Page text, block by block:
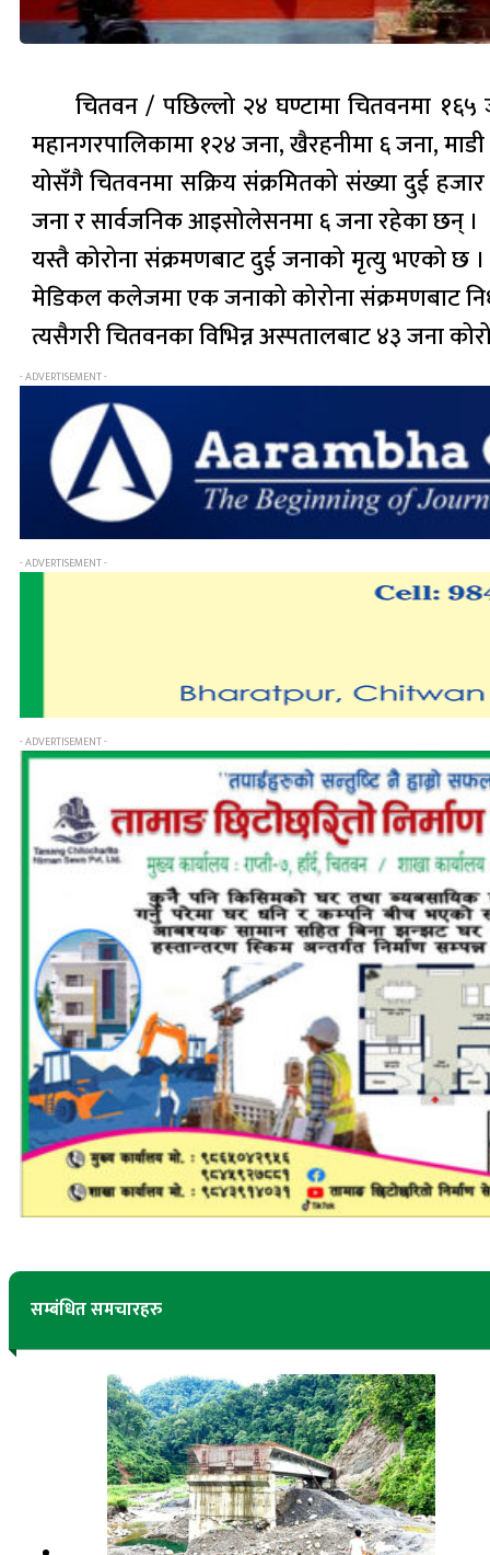
चितवन / पछिल्लो २४ घण्टामा चितवनमा १६५
महानगरपालिकामा १२४ जना, खैरहनीमा ६ जना,
योसँगै चितवनमा सक्रिय संक्रमितको संख्या दुई
जना र सार्वजनिक आइसोलेसनमा ६ जना रहेका छन् ।
यस्तै कोरोना संक्रमणबाट दुई जनाको मृत्यु भएको छ
मेडिकल कलेजमा एक जनाको कोरोना संक्रमणबाट
त्यसैगरी चितवनका विभिन्न अस्पतालबाट ४३ जना
- ADVERTISEMENT -
- ADVERTISEMENT -
- ADVERTISEMENT -
सम्बंधित समचारहरु